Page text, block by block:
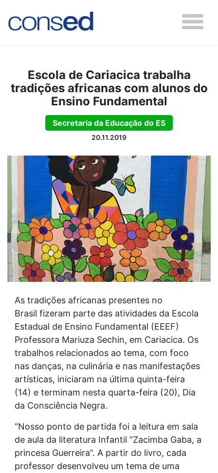
Escola de Cariacica trabalha
tradições africanas com alunos do
Ensino Fundamental
Secretaria da Educação do ES
20.11.2019
As tradições africanas presentes no
Brasil fizeram parte das atividades da Escola
Estadual de Ensino Fundamental (EEEF)
Professora Mariuza Sechin, em Cariacica. Os
trabalhos relacionados ao tema, com foco
nas danças, na culinária e nas manifestações
artísticas, iniciaram na última quinta-feira
(14) e terminam nesta quarta-feira (20), Dia
da Consciência Negra.
“Nosso ponto de partida foi a leitura em sala
de aula da literatura Infantil “Zacimba Gaba, a
princesa Guerreira”. A partir do livro, cada
professor desenvolveu um tema de uma